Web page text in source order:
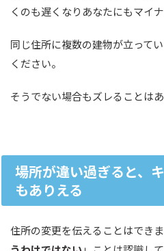
くのも遅くなりあなたにもマイナ
同じ住所に複数の建物が立って
ください。
そうでない場合もズレることは
場所が違い過ぎると、
もありえる
住所の変更を伝えることはでき